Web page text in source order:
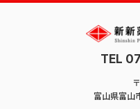
TEL
富山県富山